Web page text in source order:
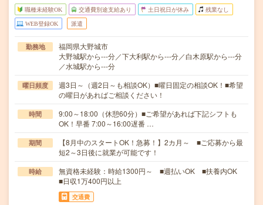
職種未経験OK 交通費別途支給あり 土日祝日が休み 残業なし
WEB登録OK 派遣
勤務地
福岡県大野城市
大野城駅から---分／下大利駅から---分／白木原駅から---分
／水城駅から---分
曜日頻度
週3日～（週2日～も相談OK）■曜日固定の相談OK！■希望
の曜日があればご相談ください！
時間
9:00～18:00（休憩60分）■ご希望があれば下記シフトも
OK！早番 7:00～16:00遅番 …
期間
【8月中のスタートOK！急募！】2カ月～ ■ご応募から最
短2～3日後に就業が可能です！
時給
無資格未経験：時給1300円～ ■週払いOK ■扶養内OK
■日収1万400円以上
交通費